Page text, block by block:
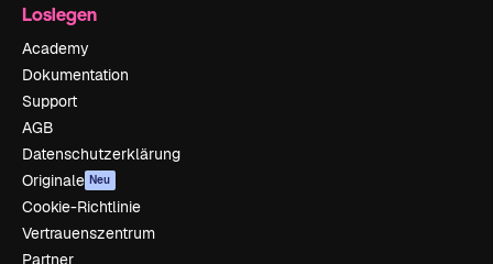
Loslegen
Academy
Dokumentation
Support
AGB
Datenschutzerklärung
Originale Neu
Cookie-Richtlinie
Vertrauenszentrum
Partner